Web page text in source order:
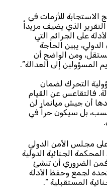
الاستجابة للأزمات في
الذي يضيف مزيداً
على الجرائم التي
يبين الحاجة
ومن الواضح أن
المسؤولين إلى العدالة”.
التحرك لضمان
فالتقاعس عن القيام
أن جيش ميانمار لن
بل سيكون حراً في
مجلس الأمن الدولي
الجنائية الدولية
الضروري أن تنشئ
لجمع وحفظ الأدلة
المستقبلية “.